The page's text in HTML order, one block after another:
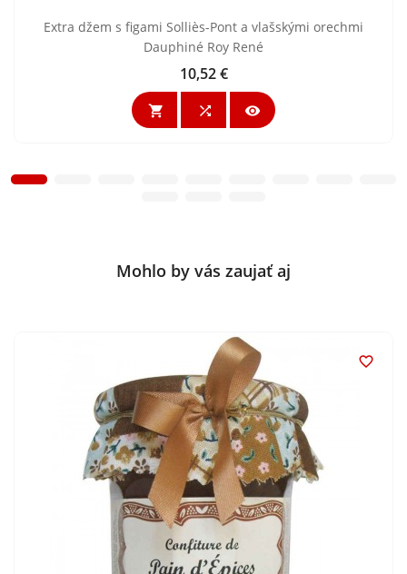
Extra džem s figami Solliès-Pont a vlašskými orechmi
Dauphiné Roy René
Cena
10,52 €
  
Mohlo by vás zaujať aj
